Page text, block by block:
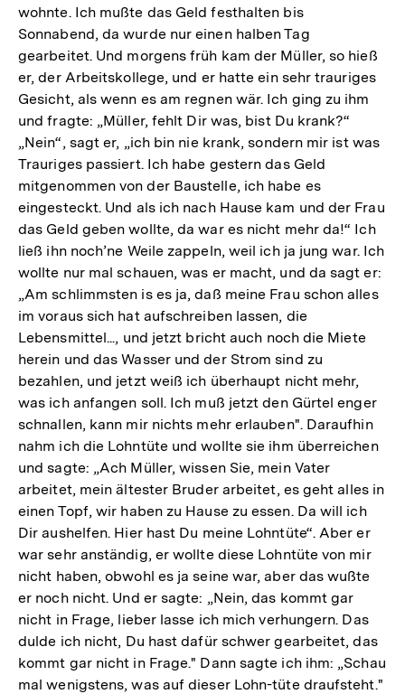
wohnte. Ich mußte das Geld festhalten bis
Sonnabend, da wurde nur einen halben Tag
gearbeitet. Und morgens früh kam der Müller, so hieß
er, der Arbeitskollege, und er hatte ein sehr trauriges
Gesicht, als wenn es am regnen wär. Ich ging zu ihm
und fragte: „Müller, fehlt Dir was, bist Du krank?“
„Nein“, sagt er, „ich bin nie krank, sondern mir ist was
Trauriges passiert. Ich habe gestern das Geld
mitgenommen von der Baustelle, ich habe es
eingesteckt. Und als ich nach Hause kam und der Frau
das Geld geben wollte, da war es nicht mehr da!“ Ich
ließ ihn noch’ne Weile zappeln, weil ich ja jung war. Ich
wollte nur mal schauen, was er macht, und da sagt er:
„Am schlimmsten is es ja, daß meine Frau schon alles
im voraus sich hat aufschreiben lassen, die
Lebensmittel..., und jetzt bricht auch noch die Miete
herein und das Wasser und der Strom sind zu
bezahlen, und jetzt weiß ich überhaupt nicht mehr,
was ich anfangen soll. Ich muß jetzt den Gürtel enger
schnallen, kann mir nichts mehr erlauben". Daraufhin
nahm ich die Lohntüte und wollte sie ihm überreichen
und sagte: „Ach Müller, wissen Sie, mein Vater
arbeitet, mein ältester Bruder arbeitet, es geht alles in
einen Topf, wir haben zu Hause zu essen. Da will ich
Dir aushelfen. Hier hast Du meine Lohntüte“. Aber er
war sehr anständig, er wollte diese Lohntüte von mir
nicht haben, obwohl es ja seine war, aber das wußte
er noch nicht. Und er sagte: „Nein, das kommt gar
nicht in Frage, lieber lasse ich mich verhungern. Das
dulde ich nicht, Du hast dafür schwer gearbeitet, das
kommt gar nicht in Frage." Dann sagte ich ihm: „Schau
mal wenigstens, was auf dieser Lohn-tüte draufsteht."